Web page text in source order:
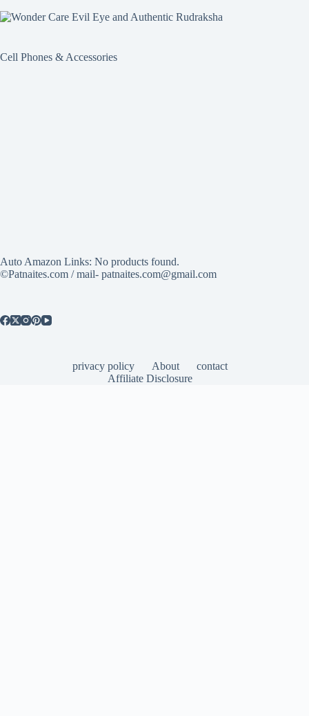
Cell Phones & Accessories
Auto Amazon Links: No products found.
©Patnaites.com / mail- patnaites.com@gmail.com
privacy policy About
contact
Affiliate Disclosure